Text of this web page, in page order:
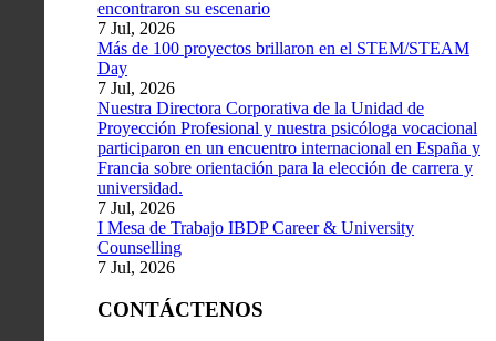
encontraron su escenario
7 Jul, 2026
Más de 100 proyectos brillaron en el STEM/STEAM
Day
7 Jul, 2026
Nuestra Directora Corporativa de la Unidad de
Proyección Profesional y nuestra psicóloga vocacional
participaron en un encuentro internacional en España y
Francia sobre orientación para la elección de carrera y
universidad.
7 Jul, 2026
I Mesa de Trabajo IBDP Career & University
Counselling
7 Jul, 2026
CONTÁCTENOS